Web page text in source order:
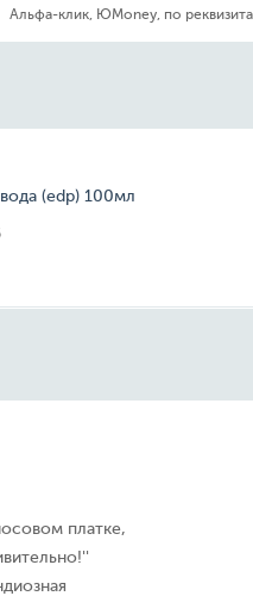
Альфа-клик, ЮMoney, по
(edp) 100мл
платке,